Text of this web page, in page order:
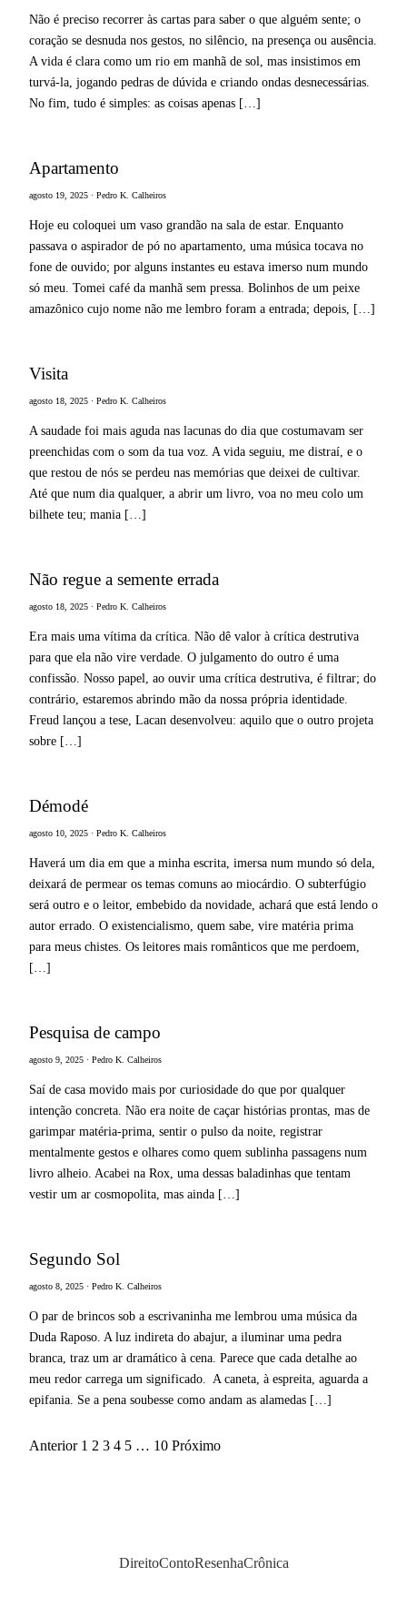
Não é preciso recorrer às cartas para saber o que alguém sente; o
coração se desnuda nos gestos, no silêncio, na presença ou ausência.
A vida é clara como um rio em manhã de sol, mas insistimos em
turvá-la, jogando pedras de dúvida e criando ondas desnecessárias.
No fim, tudo é simples: as coisas apenas […]
Apartamento
agosto 19, 2025 · Pedro K. Calheiros
Hoje eu coloquei um vaso grandão na sala de estar. Enquanto
passava o aspirador de pó no apartamento, uma música tocava no
fone de ouvido; por alguns instantes eu estava imerso num mundo
só meu. Tomei café da manhã sem pressa. Bolinhos de um peixe
amazônico cujo nome não me lembro foram a entrada; depois, […]
Visita
agosto 18, 2025 · Pedro K. Calheiros
A saudade foi mais aguda nas lacunas do dia que costumavam ser
preenchidas com o som da tua voz. A vida seguiu, me distraí, e o
que restou de nós se perdeu nas memórias que deixei de cultivar.
Até que num dia qualquer, a abrir um livro, voa no meu colo um
bilhete teu; mania […]
Não regue a semente errada
agosto 18, 2025 · Pedro K. Calheiros
Era mais uma vítima da crítica. Não dê valor à crítica destrutiva
para que ela não vire verdade. O julgamento do outro é uma
confissão. Nosso papel, ao ouvir uma crítica destrutiva, é filtrar; do
contrário, estaremos abrindo mão da nossa própria identidade.
Freud lançou a tese, Lacan desenvolveu: aquilo que o outro projeta
sobre […]
Démodé
agosto 10, 2025 · Pedro K. Calheiros
Haverá um dia em que a minha escrita, imersa num mundo só dela,
deixará de permear os temas comuns ao miocárdio. O subterfúgio
será outro e o leitor, embebido da novidade, achará que está lendo o
autor errado. O existencialismo, quem sabe, vire matéria prima
para meus chistes. Os leitores mais românticos que me perdoem,
[…]
Pesquisa de campo
agosto 9, 2025 · Pedro K. Calheiros
Saí de casa movido mais por curiosidade do que por qualquer
intenção concreta. Não era noite de caçar histórias prontas, mas de
garimpar matéria-prima, sentir o pulso da noite, registrar
mentalmente gestos e olhares como quem sublinha passagens num
livro alheio. Acabei na Rox, uma dessas baladinhas que tentam
vestir um ar cosmopolita, mas ainda […]
Segundo Sol
agosto 8, 2025 · Pedro K. Calheiros
O par de brincos sob a escrivaninha me lembrou uma música da
Duda Raposo. A luz indireta do abajur, a iluminar uma pedra
branca, traz um ar dramático à cena. Parece que cada detalhe ao
meu redor carrega um significado. A caneta, à espreita, aguarda a
epifania. Se a pena soubesse como andam as alamedas […]
Paginação
Anterior 1 2 3 4 5 … 10 Próximo
DireitoContoResenhaCrônica